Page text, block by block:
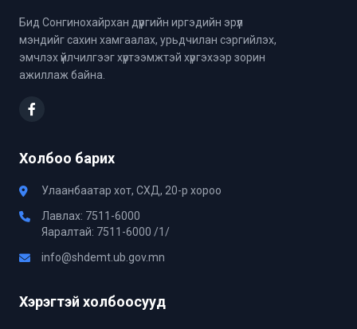
Бид Сонгинохайрхан дүүргийн иргэдийн эрүүл
мэндийг сахин хамгаалах, урьдчилан сэргийлэх,
эмчлэх үйлчилгээг хүртээмжтэй хүргэхээр зорин
ажиллаж байна.
Холбоо барих
Улаанбаатар хот, СХД, 20-р хороо
Лавлах: 7511-6000
Яаралтай: 7511-6000 /1/
info@shdemt.ub.gov.mn
Хэрэгтэй холбоосууд